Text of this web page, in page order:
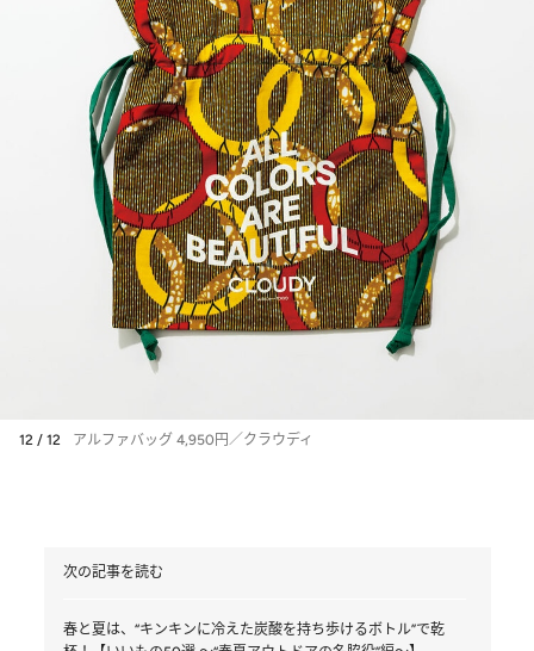
12 / 12 アルファバッグ 4,950円／クラウディ
次の記事を読む
春と夏は、“キンキンに冷えた炭酸を持ち歩けるボトル”で乾